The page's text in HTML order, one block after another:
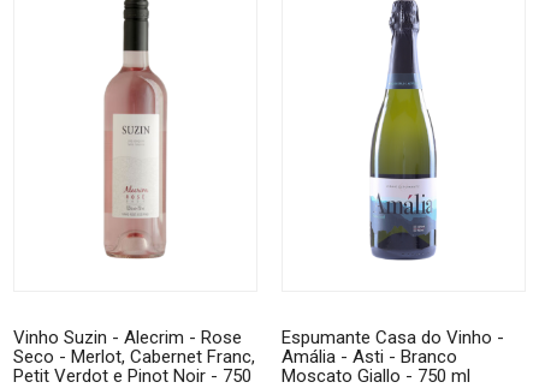
Vinho Suzin - Alecrim - Rose
Seco - Merlot, Cabernet Franc,
Petit Verdot e Pinot Noir - 750
Espumante Casa do Vinho -
Amália - Asti - Branco
Moscato Giallo - 750 ml